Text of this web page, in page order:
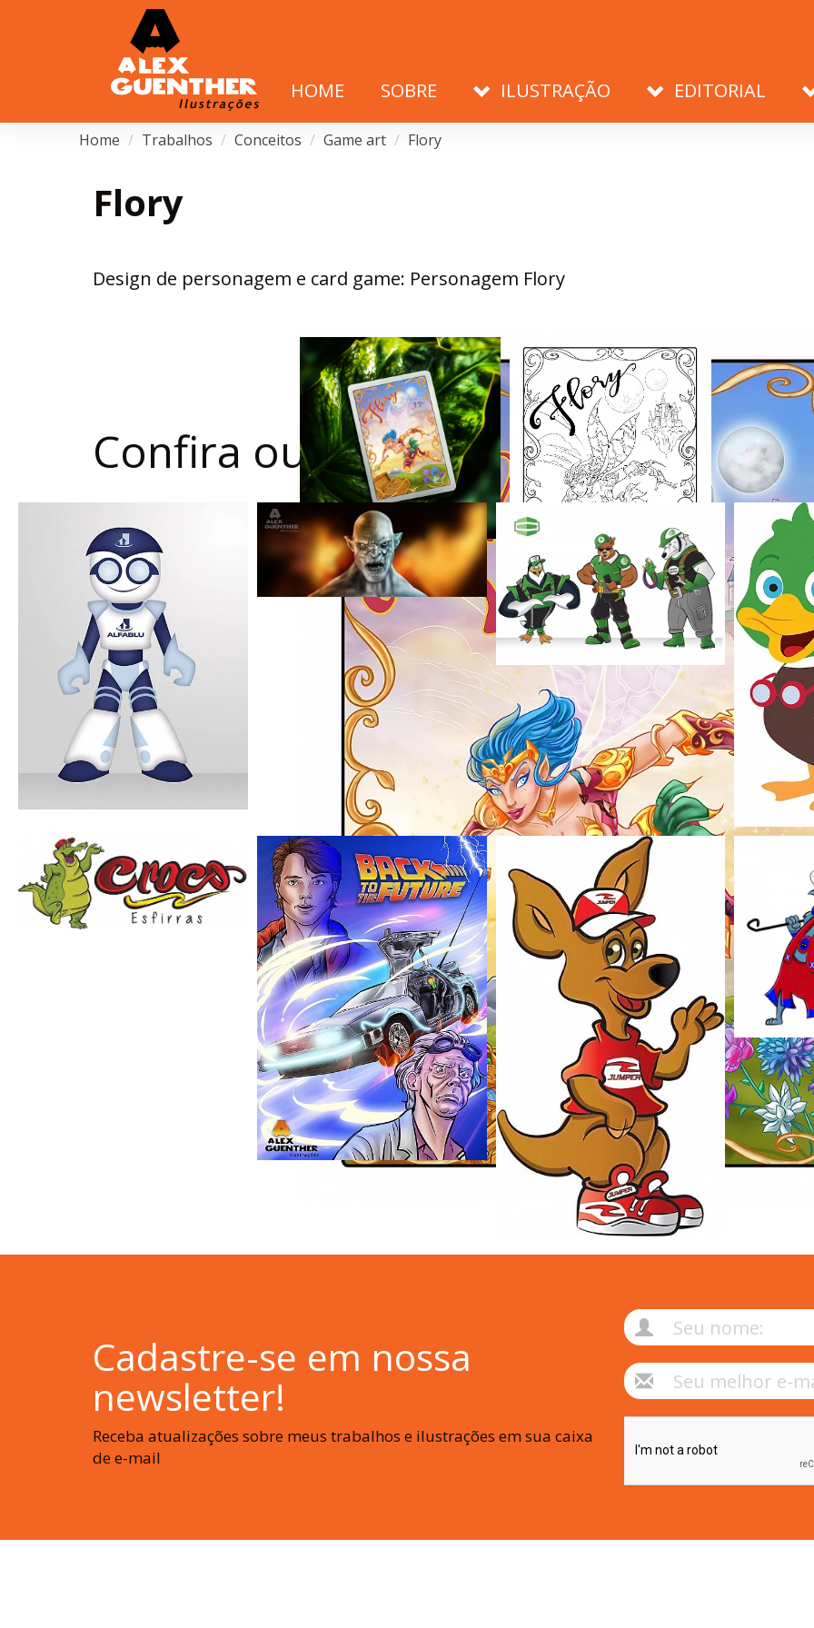
HOME SOBRE ILUSTRAÇÃO EDITORIAL
Home Trabalhos Conceitos Game art Flory
Flory
Design de personagem e card game: Personagem Flory
Confira outros Trabalhos
Cadastre-se em nossa
newsletter!
Receba atualizações sobre meus trabalhos e ilustrações em sua caixa
de e-mail